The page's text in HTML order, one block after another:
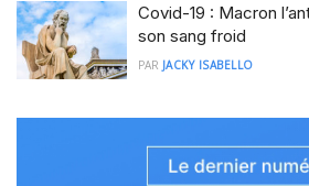
Covid-19 : Macron
son sang froid
PAR JACKY ISABELLO